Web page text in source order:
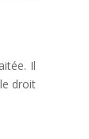
Il
droit